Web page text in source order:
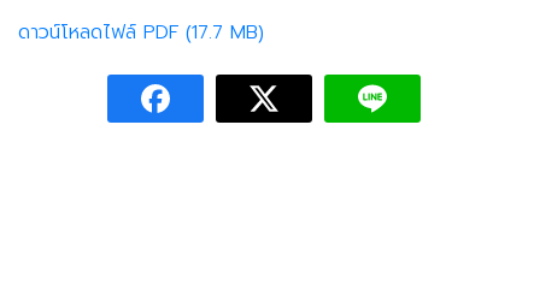
ดาวน์โหลดไฟล์ PDF (17.7 MB)